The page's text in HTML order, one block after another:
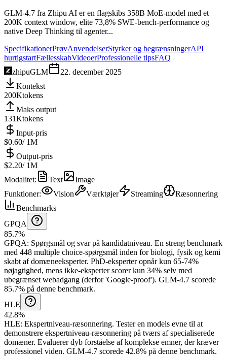
GLM-4.7 fra Zhipu AI er en flagskibs 358B MoE-model med et
200K context window, elite 73,8% SWE-bench-performance og
native Deep Thinking til agenter...
SpecifikationerPrøvAnvendelserStyrker og begrænsningerAPI
hurtigstartFællesskabVideoerProfessionelle tipsFAQ
zhipuGLM
22. december 2025
Kontekst
200Ktokens
Maks output
131Ktokens
Input-pris
$0.60/ 1M
Output-pris
$2.20/ 1M
Modalitet: Text
Image
Funktioner: Vision Værktøjer Streaming
Ræsonnering
Benchmarks
GPQA
85.7%
GPQA: Spørgsmål og svar på kandidatniveau. En streng benchmark
med 448 multiple choice-spørgsmål inden for biologi, fysik og kemi
skabt af domæneeksperter. PhD-eksperter opnår kun 65-74%
nøjagtighed, mens ikke-eksperter scorer kun 34% selv med
ubegrænset webadgang (derfor 'Google-proof'). GLM-4.7 scorede
85.7% på denne benchmark.
HLE
42.8%
HLE: Ekspertniveau-ræsonnering. Tester en models evne til at
demonstrere ekspertniveau-ræsonnering på tværs af specialiserede
domæner. Evaluerer dyb forståelse af komplekse emner, der kræver
professionel viden. GLM-4.7 scorede 42.8% på denne benchmark.